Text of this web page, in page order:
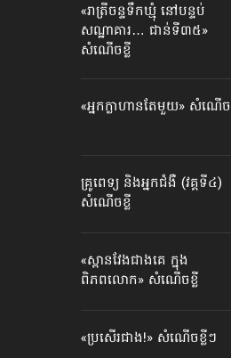
«រាត្រីចន្ទទឹកឃ្មុំ នៅ​បន្ទប់​
សណ្ឋាគារ… ជាន់ទី​៣៥»
សំណើចខ្លី
«អ្នកក្លាហានតែមួយ» សំណើច
គ្រូពេទ្យ និងអ្នកជំងឺ (វគ្គទី៤)
សំណើចខ្លី
«ស្ពានវែងជាងគេ ក្នុង
ពិភពលោក» សំណើចខ្លី
«ប្រសើរជាង!» សំណើចខ្លីៗ